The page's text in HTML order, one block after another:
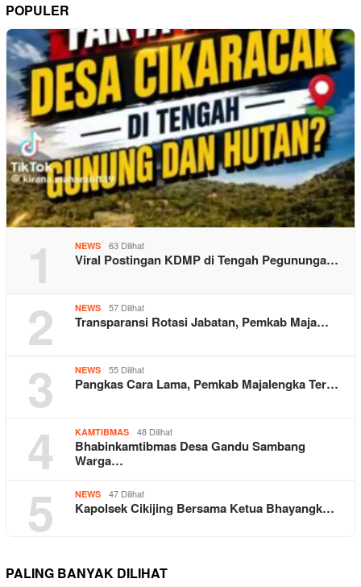
POPULER
1 NEWS 63 Dilihat
Viral Postingan KDMP di Tengah Pegununga…
2 NEWS 57 Dilihat
Transparansi Rotasi Jabatan, Pemkab Maja…
3 NEWS 55 Dilihat
Pangkas Cara Lama, Pemkab Majalengka Ter…
4 KAMTIBMAS 48 Dilihat
Bhabinkamtibmas Desa Gandu Sambang
Warga…
5 NEWS 47 Dilihat
Kapolsek Cikijing Bersama Ketua Bhayangk…
PALING BANYAK DILIHAT